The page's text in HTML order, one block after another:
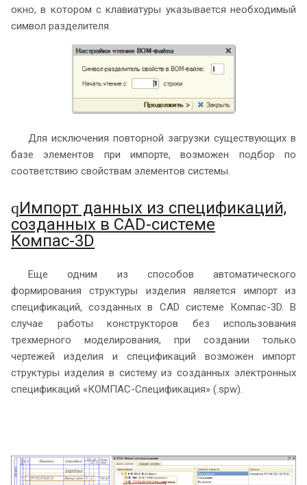
окно, в котором с клавиатуры указывается необходимый
символ разделителя.
Для исключения повторной загрузки существующих в
базе элементов при импорте, возможен подбор по
соответствию свойствам элементов системы.
qИмпорт данных из спецификаций,
созданных в CAD-системе
Компас-3D
Еще одним из способов автоматического
формирования структуры изделия является импорт из
спецификаций, созданных в CAD системе Компас-3D. В
случае работы конструкторов без использования
трехмерного моделирования, при создании только
чертежей изделия и спецификаций возможен импорт
структуры изделия в систему из созданных электронных
спецификаций «КОМПАС-Спецификация» (.spw).